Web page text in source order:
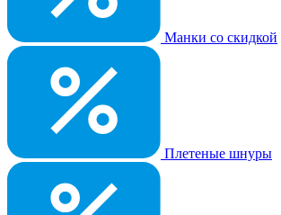
Манки со скидкой
Плетеные шнуры